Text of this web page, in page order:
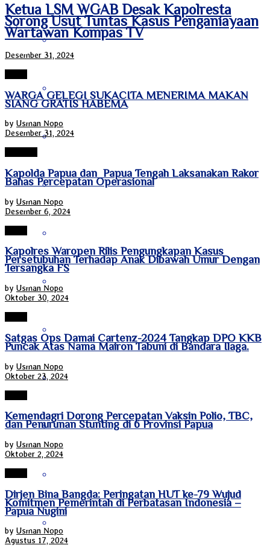
Jawa Tengah
Kalimantan Barat
Kalimantan Selatan
Kepulauan Riau
Lampung
Ketua LSM WGAB Desak Kapolresta
Sorong Usut Tuntas Kasus Penganiayaan
Wartawan Kompas TV
Desember 31, 2024
WARGA GELEGI SUKACITA MENERIMA MAKAN
SIANG GRATIS HABEMA
by Usman Nopo
Desember 31, 2024
Kapolda Papua dan Papua Tengah Laksanakan Rakor
Bahas Percepatan Operasional
by Usman Nopo
Desember 6, 2024
Kapolres Waropen Rilis Pengungkapan Kasus
Persetubuhan Terhadap Anak Dibawah Umur Dengan
Tersangka FS
by Usman Nopo
Oktober 30, 2024
Satgas Ops Damai Cartenz-2024 Tangkap DPO KKB
Puncak Atas Nama Mairon Tabuni di Bandara Ilaga.
by Usman Nopo
Oktober 23, 2024
Kemendagri Dorong Percepatan Vaksin Polio, TBC,
dan Penurunan Stunting di 6 Provinsi Papua
by Usman Nopo
Oktober 2, 2024
Dirjen Bina Bangda: Peringatan HUT ke-79 Wujud
Komitmen Pemerintah di Perbatasan Indonesia –
Papua Nugini
by Usman Nopo
Agustus 17, 2024